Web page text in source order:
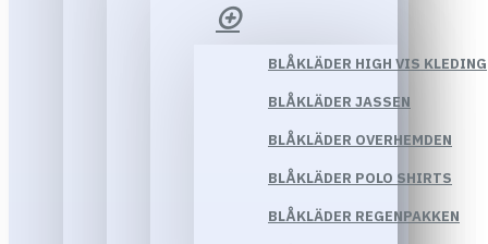
BLÅKLÄDER HIGH VIS KLEDING
BLÅKLÄDER JASSEN
BLÅKLÄDER OVERHEMDEN
BLÅKLÄDER POLO SHIRTS
BLÅKLÄDER REGENPAKKEN